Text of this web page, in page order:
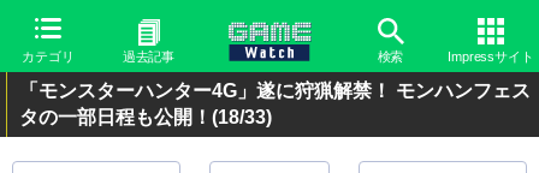
カテゴリ 過去記事 検索 Impressサイト
「モンスターハンター4G」遂に狩猟解禁！ モンハンフェス
タの一部日程も公開！ (18/33)